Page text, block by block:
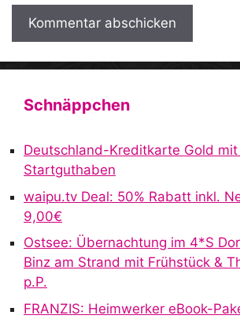
A
n
t
Schnäppchen
Deutschland-Kreditkarte Gold
Startguthaben
waipu.tv Deal: 50% Rabatt inkl.
9,00€
Ostsee: Übernachtung im 4*S
Binz am Strand mit Frühstück &
p.P.
FRANZIS: Heimwerker eBook-